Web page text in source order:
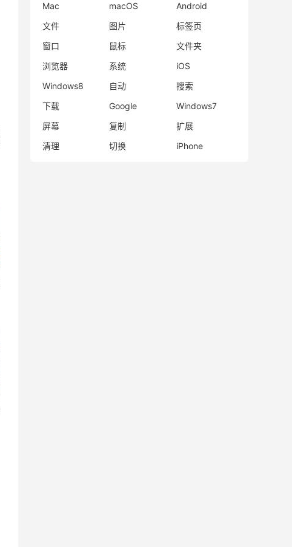
Mac
macOS
Android
文件
图片
标签页
窗口
鼠标
文件夹
浏览器
系统
iOS
Windows8
自动
搜索
下载
Google
Windows7
屏幕
复制
扩展
清理
切换 iPhone